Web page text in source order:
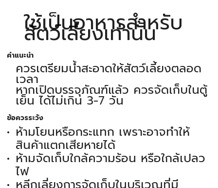
ใช้เป็นอาหารสำหรับ
สัตว์เลี้ยงเท่านั้น
คำแนะนำ
ควรเตรียมน้ำสะอาดให้สัตว์เลี้ยงตลอด
เวลา
หากเปิดบรรจุภัณฑ์แล้ว ควรจัดเก็บในตู้
เย็น ได้ไม่เกิน 3-7 วัน
ข้อควรระวัง
ห้ามโยนหรือกระแทก เพราะอาจทำให้
สินค้าแตกเสียหายได้
ห้ามจัดเก็บใกล้ความร้อน หรือใกล้เปลว
ไฟ